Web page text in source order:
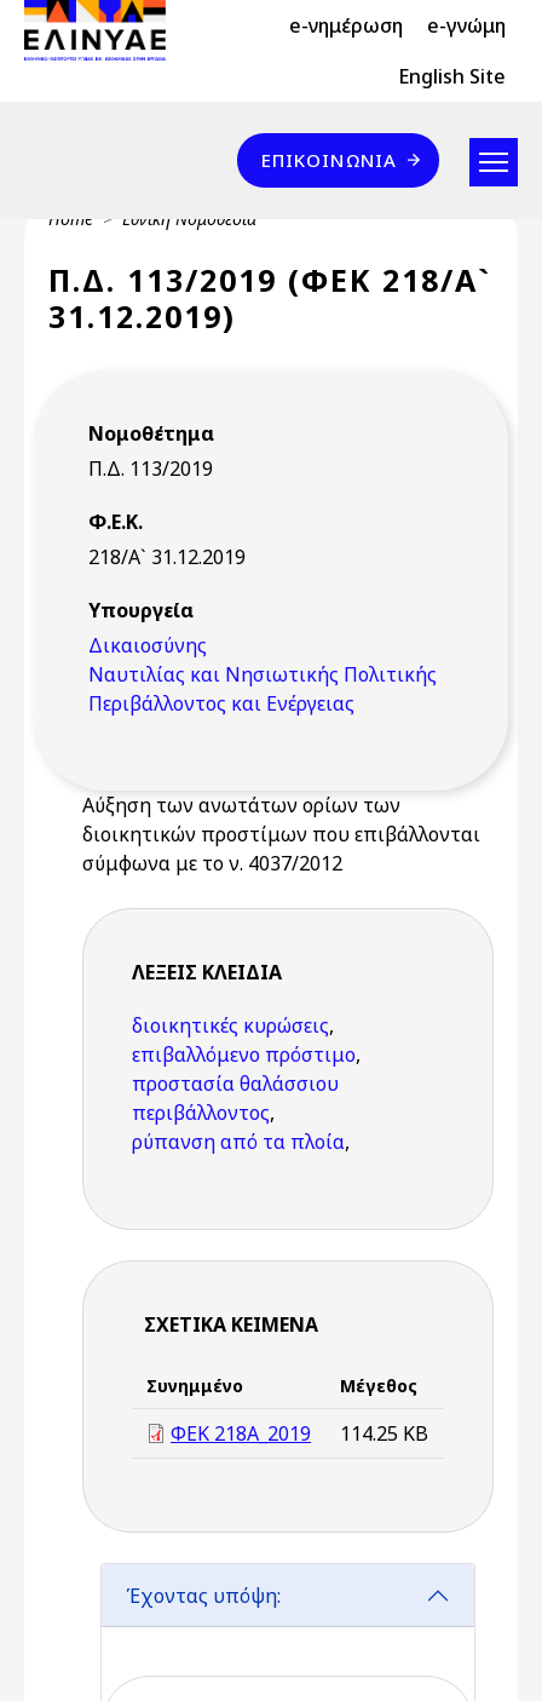
Skip to main content
Header Top 2 e-νημέρωση e-γνώμη
Header Top English Site
Επικοινωνία
ΕΠΙΚΟΙΝΩΝΊΑ
Breadcrumb
Home Εθνική Νομοθεσία
Π.Δ. 113/2019 (ΦΕΚ 218/Α`
31.12.2019)
Νομοθέτημα
Π.Δ. 113/2019
Φ.Ε.Κ.
218/Α` 31.12.2019
Υπουργεία
Δικαιοσύνης
Ναυτιλίας και Νησιωτικής Πολιτικής
Περιβάλλοντος και Ενέργειας
Αύξηση των ανωτάτων ορίων των
διοικητικών προστίμων που επιβάλλονται
σύμφωνα με το ν. 4037/2012
ΛΈΞΕΙΣ KΛΕΙΔΙΆ
διοικητικές κυρώσεις,
επιβαλλόμενο πρόστιμο,
προστασία θαλάσσιου
περιβάλλοντος,
ρύπανση από τα πλοία,
ΣΧΕΤΙΚΆ ΚΕΊΜΕΝΑ
Συνημμένο Μέγεθος
ΦΕΚ 218Α_2019 114.25 KB
Έχοντας υπόψη: